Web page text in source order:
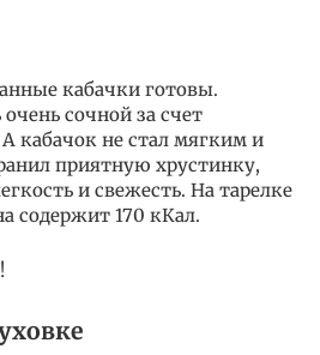
кабачки готовы.
сочной за счет
кабачок не стал мягким и
приятную хрустинку,
и свежесть. На тарелке
содержит 170 кКал.